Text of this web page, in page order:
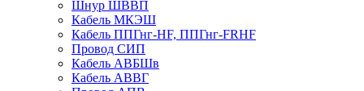
Шнур ШВВП
Кабель МКЭШ
Кабель ППГнг-HF, ППГнг-FRHF
Провод СИП
Кабель АВБШв
Кабель АВВГ